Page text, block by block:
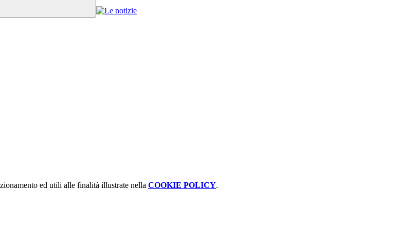
ed utili alle finalità illustrate nella COOKIE POLICY.